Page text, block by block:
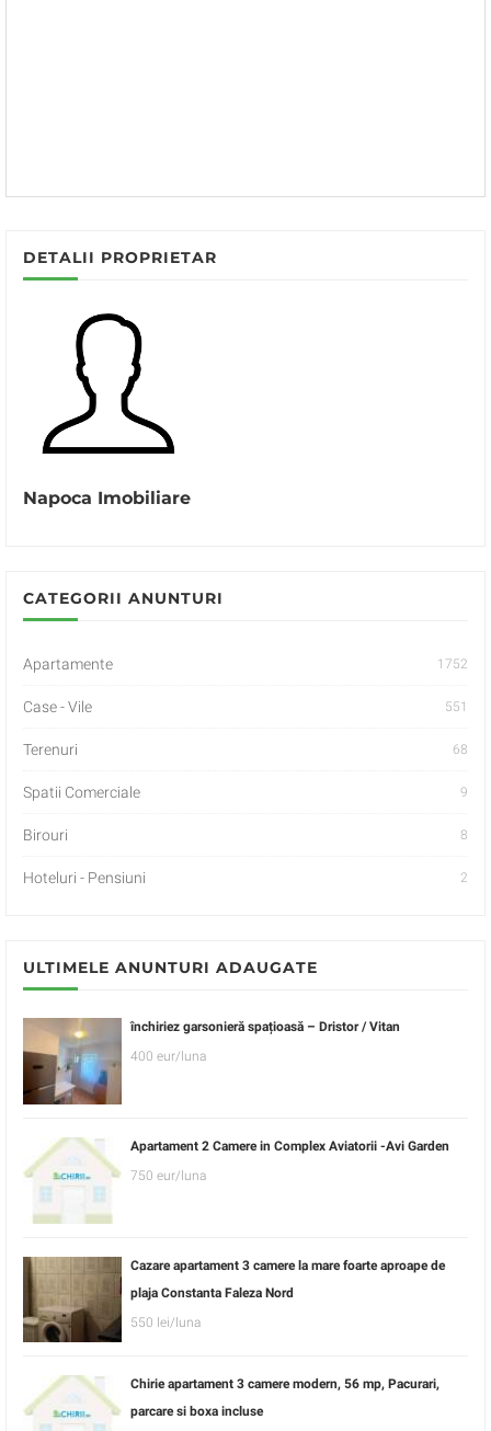
DETALII PROPRIETAR
Napoca Imobiliare
CATEGORII ANUNTURI
Apartamente 1752
Case - Vile 551
Terenuri 68
Spatii Comerciale 9
Birouri 8
Hoteluri - Pensiuni 2
ULTIMELE ANUNTURI ADAUGATE
închiriez garsonieră spațioasă – Dristor / Vitan
400 eur/luna
Apartament 2 Camere in Complex Aviatorii -Avi Garden
750 eur/luna
Cazare apartament 3 camere la mare foarte aproape de
plaja Constanta Faleza Nord
550 lei/luna
Chirie apartament 3 camere modern, 56 mp, Pacurari,
parcare si boxa incluse